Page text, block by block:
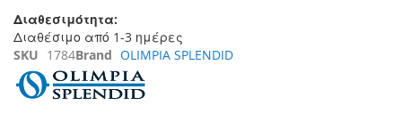
Διαθεσιμότητα:
Διαθέσιμο από 1-3 ημέρες
SKU 1784Brand OLIMPIA SPLENDID